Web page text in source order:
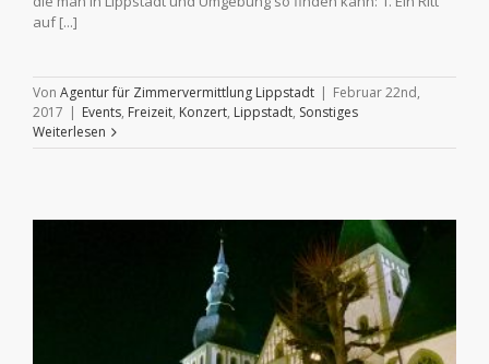
auf [...]
Von Agentur für Zimmervermittlung Lippstadt | Februar 22nd,
2017 | Events, Freizeit, Konzert, Lippstadt, Sonstiges
Weiterlesen